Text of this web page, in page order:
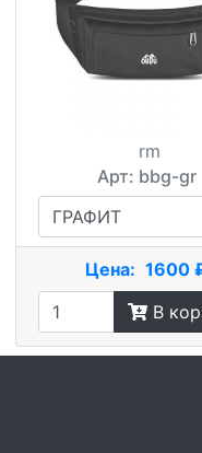
rm
Арт: bbg-gr
Цена: 1600
В